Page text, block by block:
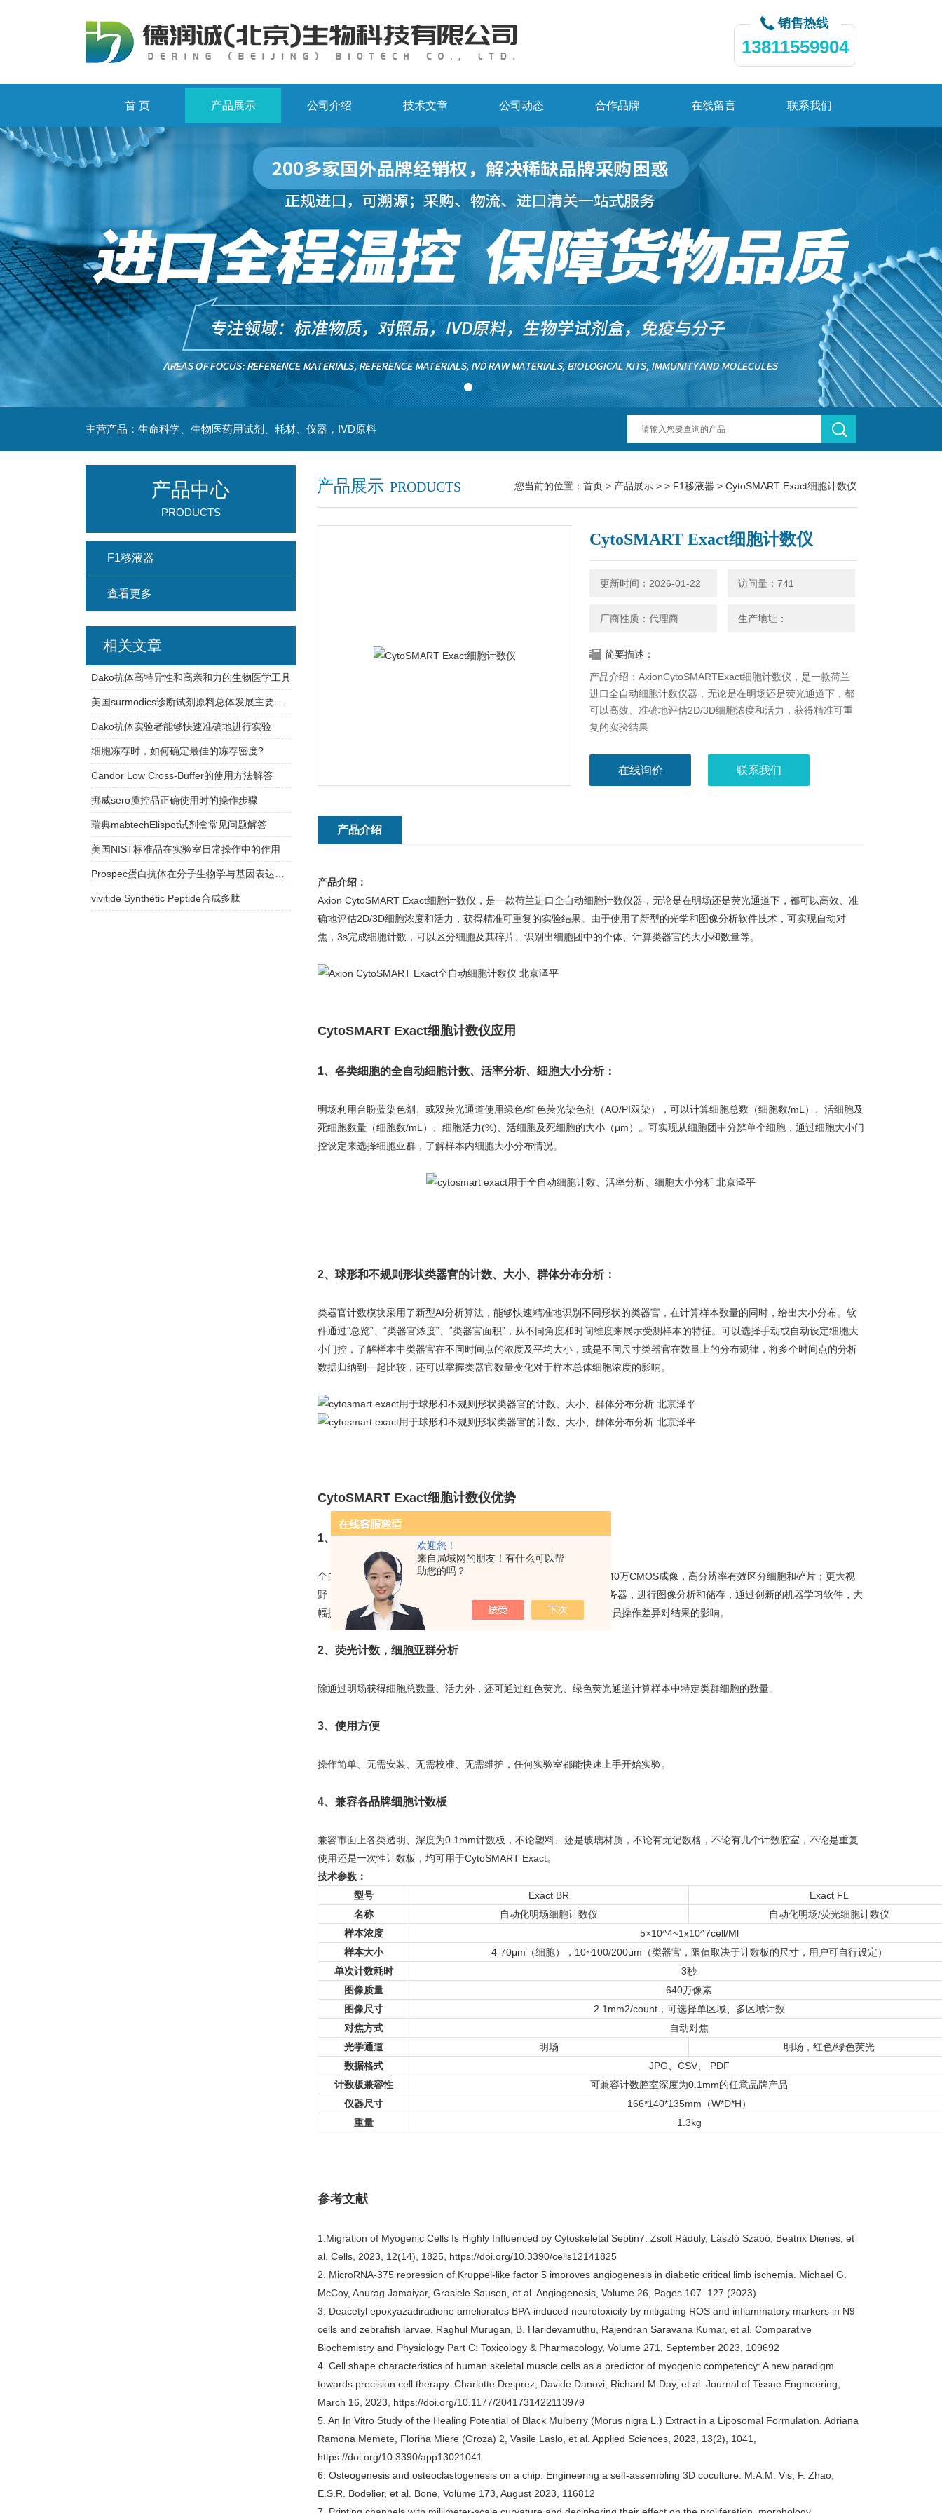
欢迎您！
来自局域网的朋友！有什么可以帮
助您的吗？
销售热线
13811559904
首 页 产品展示 公司介绍 技术文章 公司动态 合作品牌 在线留言 联系我们
主营产品：生命科学、生物医药用试剂、耗材、仪器，IVD原料
产品展示 PRODUCTS 您当前的位置： 首页 > 产品展示 > > F1移液器 > CytoSMART Exact细胞计数仪
CytoSMART Exact细胞计数仪
更新时间：2026-01-22 访问量：741
厂商性质：代理商 生产地址：
简要描述：
产品介绍：AxionCytoSMARTExact细胞计数仪，是一款荷兰
进口全自动细胞计数仪器，无论是在明场还是荧光通道下，都
可以高效、准确地评估2D/3D细胞浓度和活力，获得精准可重
复的实验结果
在线询价 联系我们
产品介绍
产品介绍：
Axion CytoSMART Exact细胞计数仪，是一款荷兰进口全自动细胞计数仪器，无论是在明场还是荧光通道下，都可以高效、准
确地评估2D/3D细胞浓度和活力，获得精准可重复的实验结果。由于使用了新型的光学和图像分析软件技术，可实现自动对
焦，3s完成细胞计数，可以区分细胞及其碎片、识别出细胞团中的个体、计算类器官的大小和数量等。
CytoSMART Exact细胞计数仪应用
1、各类细胞的全自动细胞计数、活率分析、细胞大小分析：
明场利用台盼蓝染色剂、或双荧光通道使用绿色/红色荧光染色剂（AO/PI双染），可以计算细胞总数（细胞数/mL）、活细胞及
死细胞数量（细胞数/mL）、细胞活力(%)、活细胞及死细胞的大小（μm）。可实现从细胞团中分辨单个细胞，通过细胞大小门
控设定来选择细胞亚群，了解样本内细胞大小分布情况。
2、球形和不规则形状类器官的计数、大小、群体分布分析：
类器官计数模块采用了新型AI分析算法，能够快速精准地识别不同形状的类器官，在计算样本数量的同时，给出大小分布。软
件通过“总览”、“类器官浓度”、“类器官面积”，从不同角度和时间维度来展示受测样本的特征。可以选择手动或自动设定细胞大
小门控，了解样本中类器官在不同时间点的浓度及平均大小，或是不同尺寸类器官在数量上的分布规律，将多个时间点的分析
数据归纳到一起比较，还可以掌握类器官数量变化对于样本总体细胞浓度的影响。
CytoSMART Exact细胞计数仪优势
1、快速计数，高准确率
全自动对焦，3s完成细胞计数；采用高倍率、高对比度光学组件，640万CMOS成像，高分辨率有效区分细胞和碎片；更大视
野，可实现同一样本8个区域拍照取均值；使用电脑链接国内云端服务器，进行图像分析和储存，通过创新的机器学习软件，大
幅提高了实验的准确性和可重复性，并有效降低了人工计数时不同人员操作差异对结果的影响。
2、荧光计数，细胞亚群分析
除通过明场获得细胞总数量、活力外，还可通过红色荧光、绿色荧光通道计算样本中特定类群细胞的数量。
3、使用方便
操作简单、无需安装、无需校准、无需维护，任何实验室都能快速上手开始实验。
4、兼容各品牌细胞计数板
兼容市面上各类透明、深度为0.1mm计数板，不论塑料、还是玻璃材质，不论有无记数格，不论有几个计数腔室，不论是重复
使用还是一次性计数板，均可用于CytoSMART Exact。
技术参数：
型号
Exact BR
Exact FL
名称
自动化明场细胞计数仪
自动化明场/荧光细胞计数仪
样本浓度
5×10^4~1x10^7cell/Ml
样本大小
4-70μm（细胞），10~100/200μm（类器官，限值取决于计数板的尺寸，用户可自行设定）
单次计数耗时
3秒
图像质量
640万像素
图像尺寸
2.1mm2/count，可选择单区域、多区域计数
对焦方式
自动对焦
光学通道
明场
明场，红色/绿色荧光
数据格式
JPG、CSV、 PDF
计数板兼容性
可兼容计数腔室深度为0.1mm的任意品牌产品
仪器尺寸
166*140*135mm（W*D*H）
重量
1.3kg
参考文献
1.Migration of Myogenic Cells Is Highly Influenced by Cytoskeletal Septin7. Zsolt Ráduly, László Szabó, Beatrix Dienes, et
al. Cells, 2023, 12(14), 1825, https://doi.org/10.3390/cells12141825
2. MicroRNA-375 repression of Kruppel-like factor 5 improves angiogenesis in diabetic critical limb ischemia. Michael G.
McCoy, Anurag Jamaiyar, Grasiele Sausen, et al. Angiogenesis, Volume 26, Pages 107–127 (2023)
3. Deacetyl epoxyazadiradione ameliorates BPA-induced neurotoxicity by mitigating ROS and inflammatory markers in N9
cells and zebrafish larvae. Raghul Murugan, B. Haridevamuthu, Rajendran Saravana Kumar, et al. Comparative
Biochemistry and Physiology Part C: Toxicology & Pharmacology, Volume 271, September 2023, 109692
4. Cell shape characteristics of human skeletal muscle cells as a predictor of myogenic competency: A new paradigm
towards precision cell therapy. Charlotte Desprez, Davide Danovi, Richard M Day, et al. Journal of Tissue Engineering,
March 16, 2023, https://doi.org/10.1177/2041731422113979
5. An In Vitro Study of the Healing Potential of Black Mulberry (Morus nigra L.) Extract in a Liposomal Formulation. Adriana
Ramona Memete, Florina Miere (Groza) 2, Vasile Laslo, et al. Applied Sciences, 2023, 13(2), 1041,
https://doi.org/10.3390/app13021041
6. Osteogenesis and osteoclastogenesis on a chip: Engineering a self-assembling 3D coculture. M.A.M. Vis, F. Zhao,
E.S.R. Bodelier, et al. Bone, Volume 173, August 2023, 116812
产品中心
PRODUCTS
F1移液器
查看更多
相关文章
Dako抗体高特异性和高亲和力的生物医学工具
美国surmodics诊断试剂原料总体发展主要有以下特点
Dako抗体实验者能够快速准确地进行实验
细胞冻存时，如何确定最佳的冻存密度?
Candor Low Cross-Buffer的使用方法解答
挪威sero质控品正确使用时的操作步骤
瑞典mabtechElispot试剂盒常见问题解答
美国NIST标准品在实验室日常操作中的作用
vivitide Synthetic Peptide合成多肽